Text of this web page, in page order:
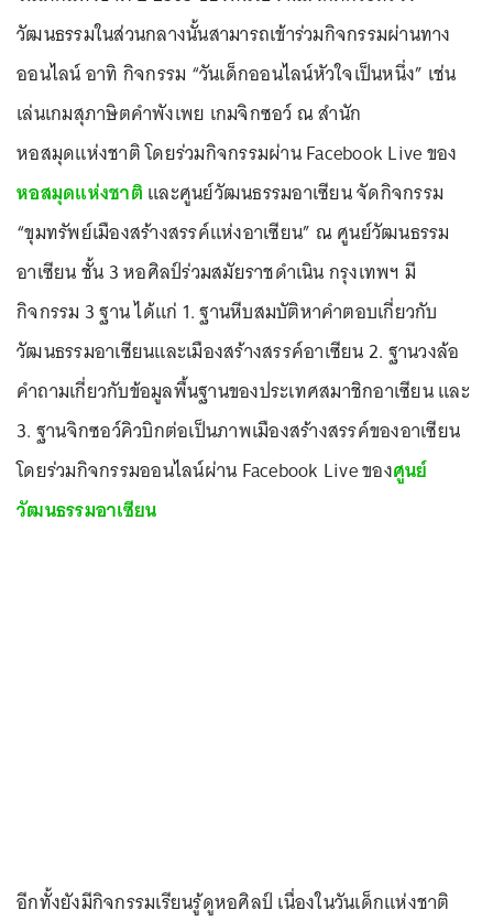
วัฒนธรรมในส่วนกลางนั้นสามารถเข้าร่วมกิจกรรมผ่านทาง
ออนไลน์ อาทิ กิจกรรม “วันเด็กออนไลน์หัวใจเป็นหนึ่ง” เช่น
เล่นเกมสุภาษิตคำพังเพย เกมจิกซอว์ ณ สำนัก
หอสมุดแห่งชาติ โดยร่วมกิจกรรมผ่าน Facebook Live ของ
หอสมุดแห่งชาติ และศูนย์วัฒนธรรมอาเซียน จัดกิจกรรม
“ขุมทรัพย์เมืองสร้างสรรค์แห่งอาเซียน” ณ ศูนย์วัฒนธรรม
อาเซียน ชั้น 3 หอศิลป์ร่วมสมัยราชดำเนิน กรุงเทพฯ มี
กิจกรรม 3 ฐาน ได้แก่ 1. ฐานหีบสมบัติหาคำตอบเกี่ยวกับ
วัฒนธรรมอาเซียนและเมืองสร้างสรรค์อาเซียน 2. ฐานวงล้อ
คำถามเกี่ยวกับข้อมูลพื้นฐานของประเทศสมาชิกอาเซียน และ
3. ฐานจิกซอว์คิวบิกต่อเป็นภาพเมืองสร้างสรรค์ของอาเซียน
โดยร่วมกิจกรรมออนไลน์ผ่าน Facebook Live ของศูนย์
วัฒนธรรมอาเซียน
อีกทั้งยังมีกิจกรรมเรียนรู้ดูหอศิลป์ เนื่องในวันเด็กแห่งชาติ